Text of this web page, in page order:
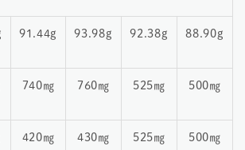
91.44g 93.98g 92.38g 88.90g
740㎎ 760㎎ 525㎎ 500㎎
420㎎ 430㎎ 525㎎ 500㎎